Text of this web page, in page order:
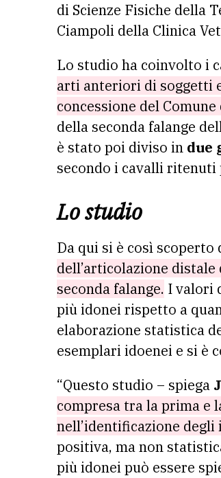
di Scienze Fisiche della
Ciampoli della Clinica
Lo studio ha coinvolto i
arti anteriori di soggetti
concessione del Comune
della seconda falange
è stato poi diviso in due
secondo i cavalli
Lo studio
Da qui si è così
dell’articolazione
seconda falange. I valori
più idonei rispetto a
elaborazione statistica
esemplari idoenei e si è
“Questo studio – spiega
compresa tra la prima e
nell’identificazione
positiva, ma non
più idonei può essere